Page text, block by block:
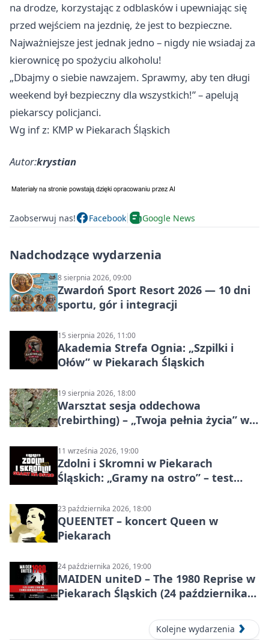
na drodze, korzystając z odblasków i upewniając się
przed wejściem na jezdnię, że jest to bezpieczne.
Najważniejsze jest jednak jedno – nigdy nie wsiadaj za
kierownicę po spożyciu alkoholu!
„Dbajmy o siebie nawzajem. Sprawmy, aby ten długi
weekend był bezpieczny dla wszystkich!” – apelują
piekarscy policjanci.
Wg inf z: KMP w Piekarach Śląskich
Autor:krystian
Zaobserwuj nas! Facebook Google News
Nadchodzące wydarzenia
8 sierpnia 2026, 09:00
Zwardoń Sport Resort 2026 — 10 dni
sportu, gór i integracji
15 sierpnia 2026, 11:00
Akademia Strefa Ognia: „Szpilki i
Ołów” w Piekarach Śląskich
19 sierpnia 2026, 18:00
Warsztat sesja oddechowa
(rebirthing) – „Twoja pełnia życia” w
11 września 2026, 19:00
Zdolni i Skromni w Piekarach
Śląskich: „Gramy na ostro” – test
23 października 2026, 18:00
QUEENTET – koncert Queen w
Piekarach
24 października 2026, 19:00
MAIDEN uniteD – The 1980 Reprise w
Piekarach Śląskich (24 października
Kolejne wydarzenia